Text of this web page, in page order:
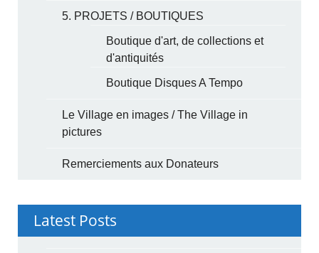
5. PROJETS / BOUTIQUES
Boutique d'art, de collections et
d'antiquités
Boutique Disques A Tempo
Le Village en images / The Village in
pictures
Remerciements aux Donateurs
Latest Posts